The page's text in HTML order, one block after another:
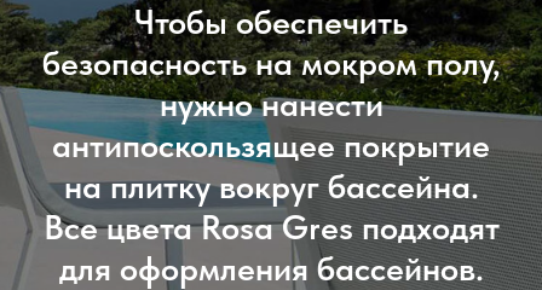
Чтобы обеспечить
безопасность на мокром полу,
нужно нанести
антипоскользящее покрытие
на плитку вокруг бассейна.
Все цвета Rosa Gres подходят
для оформления бассейнов.